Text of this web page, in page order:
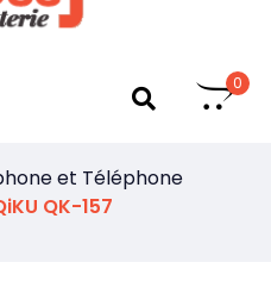
0
et Téléphone
QK-157